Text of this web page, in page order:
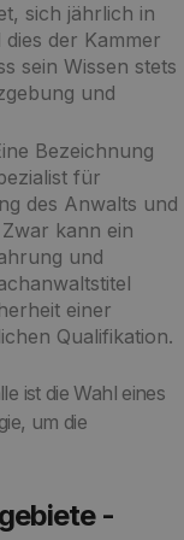
sich jährlich in
der Kammer
sein Wissen stets
und
Bezeichnung
für
des Anwalts und
kann ein
und
einer
Qualifikation.
ist die Wahl eines
um die
-